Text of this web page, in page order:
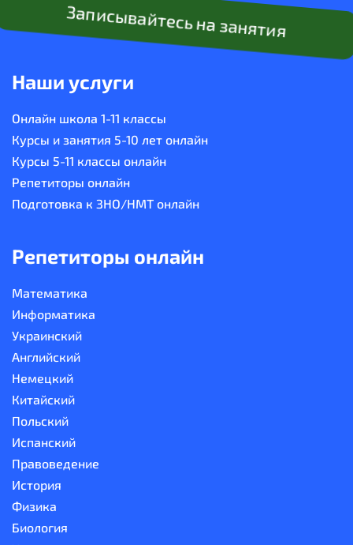
Записывайтесь на занятия
Наши услуги
Онлайн школа 1-11 классы
Курсы и занятия 5-10 лет онлайн
Курсы 5-11 классы онлайн
Репетиторы онлайн
Подготовка к ЗНО/НМТ онлайн
Репетиторы онлайн
Математика
Информатика
Украинский
Английский
Немецкий
Китайский
Польский
Испанский
Правоведение
История
Физика
Биология